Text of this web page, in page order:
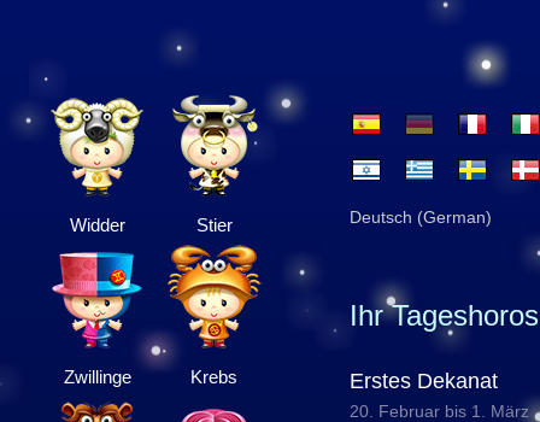
Widder Stier
Zwillinge Krebs
Deutsch (German)
Ihr
Erstes Dekanat
20. Februar bis 1. März